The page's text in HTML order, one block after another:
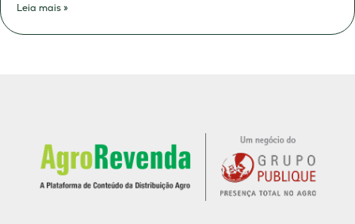
Leia mais »